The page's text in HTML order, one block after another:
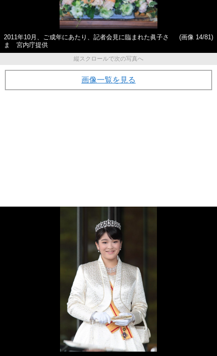
2011年10月、ご成年にあたり、記者会見に臨まれた眞子さ
ま 宮内庁提供
(画像 14/81)
縦スクロールで次の写真へ
画像一覧を見る